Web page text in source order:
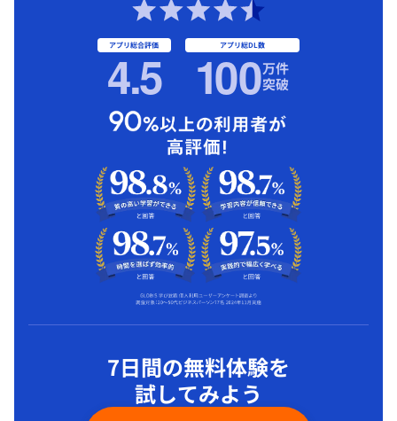
アプリ総合評価
4.5 アプリ総DL数
100万件
突破
7日間の無料体験を
試してみよう